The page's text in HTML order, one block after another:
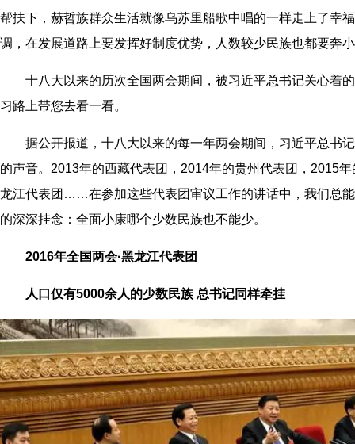
帮扶下，赫哲族群众生活就像乌苏里船歌中唱的一样走上了幸
调，在发展道路上要发挥好制度优势，人数较少民族也都要奔
十八大以来的历次全国两会期间，被习近平总书记关心着
习路上带您去看一看。
据公开报道，十八大以来的每一年两会期间，习近平总书
的声音。2013年的西藏代表团，2014年的贵州代表团，2015
龙江代表团……在参加这些代表团审议工作的讲话中，我们总
的深深挂念：全面小康哪个少数民族也不能少。
2016年全国两会·黑龙江代表团
人口仅有5000余人的少数民族 总书记同样牵挂